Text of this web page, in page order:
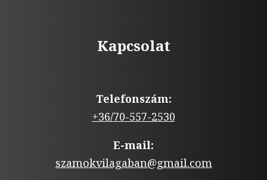
Kapcsolat
Telefonszám:
+36/70-557-2530
E-mail:
szamokvilagaban@gmail.com